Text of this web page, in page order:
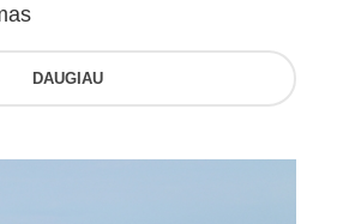
DAUGIAU